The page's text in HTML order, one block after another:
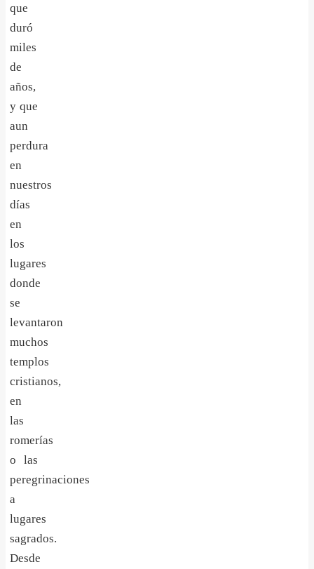
que
duró
miles
de
años,
y que
aun
perdura
en
nuestros
días
en
los
lugares
donde
se
levantaron
muchos
templos
cristianos,
en
las
romerías
o las
peregrinaciones
a
lugares
sagrados.
Desde